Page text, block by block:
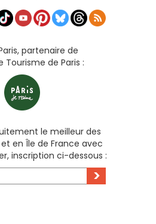
partenaire de
Tourisme de Paris :
le meilleur des
en Île de France avec
inscription ci-dessous :
>